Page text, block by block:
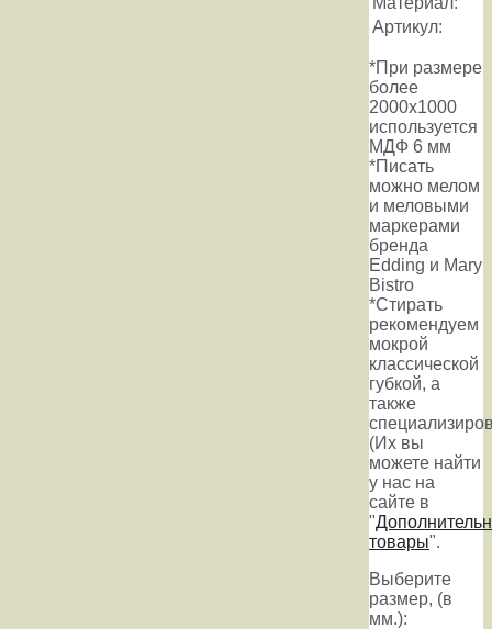
Артикул:
*При размере
более
2000х1000
используется
МДФ 6 мм
*Писать
можно мелом
и меловыми
маркерами
бренда
Edding и Mary
Bistro
*Стирать
рекомендуем
мокрой
классической
губкой, а
также
(Их вы
можете найти
у нас на
сайте в
"
товары".
Выберите
размер, (в
мм.):